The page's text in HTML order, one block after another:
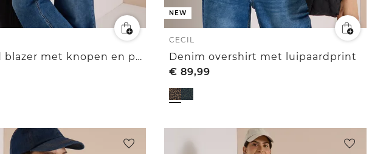
Oversized blazer met knopen en print
NEW
CECIL
Denim overshirt met luipaardprint
€ 89,99